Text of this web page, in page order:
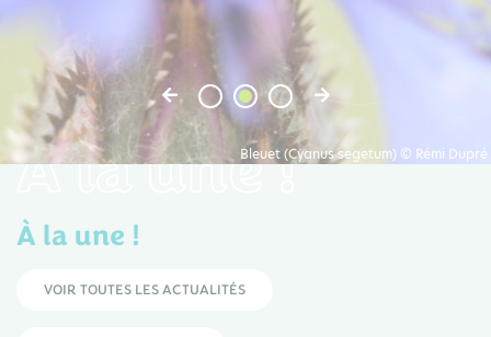
Bleuet (Cyanus segetum) © Rémi Dupré
À la une !
À la une !
VOIR TOUTES LES ACTUALITÉS